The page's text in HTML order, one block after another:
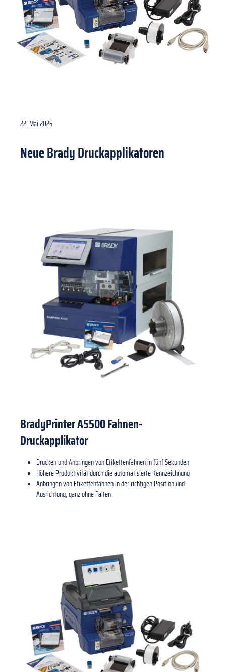
22. Mai 2025
Neue Brady Druckapplikatoren
BradyPrinter A5500 Fahnen-
Druckapplikator
Drucken und Anbringen von Etikettenfahnen in fünf Sekunden
Höhere Produktivität durch die automatisierte Kennzeichnung
Anbringen von Etikettenfahnen in der richtigen Position und
Ausrichtung, ganz ohne Falten